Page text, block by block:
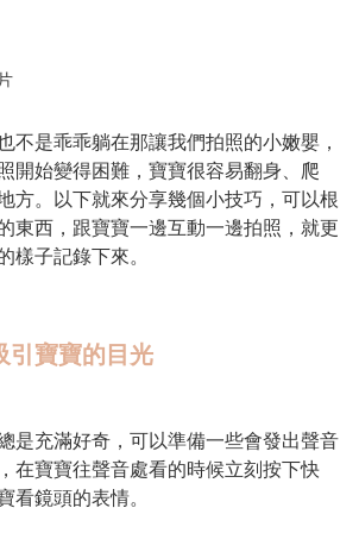
不是乖乖躺在那讓我們拍照的小嫩嬰，
開始變得困難，寶寶很容易翻身、爬
方。以下就來分享幾個小技巧，可以根
東西，跟寶寶一邊互動一邊拍照，就更
樣子記錄下來。
引寶寶的目光
是充滿好奇，可以準備一些會發出聲音
在寶寶往聲音處看的時候立刻按下快
看鏡頭的表情。